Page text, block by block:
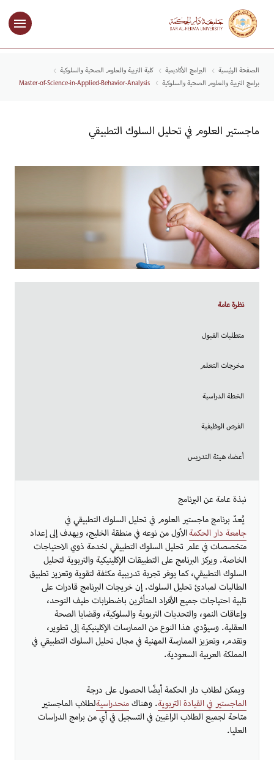
الصفحة الرئيسية البرامج الأكاديمية
كلية التربية والعلوم الصحية والسلوكية
برامج التربية والعلوم الصحية والسلوكية
Master-of-Science-in-Applied-Behavior-Analysis
ماجستير العلوم في تحليل السلوك التطبيقي
نظرة عامة
متطلبات القبول
مخرجات التعلم
الخطة الدراسية
الفرص الوظيفية
أعضاء هيئة التدريس
​​​نبذة عامة عن البرنامج
يُعدّ برنامج ماجستير العلوم في تحليل السلوك التطبيقي في
جامعة دار الحكمةالأول من نوعه في منطقة الخليج، ويهدف إلى إعداد
متخصصات في علم تحليل السلوك التطبيقي لخدمة ذوي الاحتياجات
الخاصة. ويركز البرنامج على التطبيقات الإكلينيكية والتربوية لتحليل
السلوك التطبيقي، كما يوفر تجربة تدريبية مكثفة لتقوية وتعزيز تطبيق
الطالبات لمبادئ تحليل السلوك. إن خريجات البرنامج قادرات على
تلبية احتياجات جميع الأفراد المتأثرين باضطرابات طيف التوحد،
وإعاقات النمو، والتحديات التربوية والسلوكية، وقضايا الصحة
العقلية. وسيؤدي هذا النوع من الممارسات الإكلينيكية إلى تطوير،
وتقدم، وتعزيز الممارسة المهنية في مجال تحليل السلوك التطبيقي في
المملكة العربية السعودية.
ويمكن لطلاب دار الحكمة أيضًا الحصول على درجة
الماجستير في القيادة التربوية​. وهناكمنحدراسيةلطلاب الماجستير
متاحة لجميع الطلاب الراغبين في التسجيل في أي من برامج الدراسات
العليا. ​